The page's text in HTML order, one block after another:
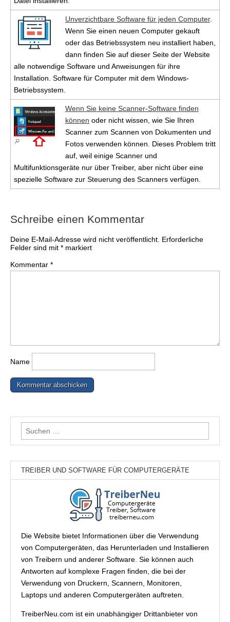
Unverzichtbare Software für jeden Computer.
Wenn Sie einen neuen Computer gekauft
oder das Betriebssystem neu installiert haben,
dann finden Sie auf dieser Seite der Website
alle notwendige Software und Anweisungen für ihre
Installation. Software für Computer mit dem Windows-
Betriebssystem.
Wenn Sie keine Scanner-Software finden
können oder nicht wissen, wie Sie Ihren
Scanner zum Scannen von Dokumenten und
Fotos verwenden können. Dieses Problem tritt
auf, weil einige Scanner und
Multifunktionsgeräte nur über Treiber, aber nicht über eine
spezielle Software zur Steuerung des Scanners verfügen.
Schreibe einen Kommentar
Deine E-Mail-Adresse wird nicht veröffentlicht. Erforderliche
Felder sind mit * markiert
Kommentar *
Name
Suchen
nach:
TREIBER UND SOFTWARE FÜR COMPUTERGERÄTE
Die Website bietet Informationen über die Verwendung
von Computergeräten, das Herunterladen und Installieren
von Treibern und anderer Software. Sie können auch
Antworten auf komplexe Fragen finden, die bei der
Verwendung von Druckern, Scannern, Monitoren,
Laptops und anderen Computergeräten auftreten.
TreiberNeu.com ist ein unabhängiger Drittanbieter von